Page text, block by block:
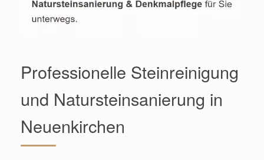
Professionelle Steinreinigung
und Natursteinsanierung in
Neuenkirchen